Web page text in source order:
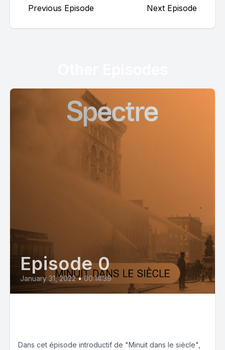
Previous Episode Next Episode
Episode 0
January 31, 2022 • 00:14:39
Dans cet épisode introductif de "Minuit dans le siècle",